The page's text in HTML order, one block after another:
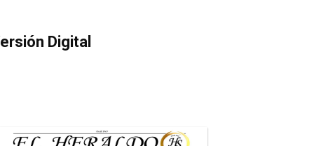
Digital